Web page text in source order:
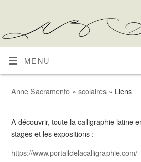
MENU
Anne Sacramento» scolaires » Liens
A découvrir, toute la calligraphie latine
stages et les expositions :
https://www.portaildelacalligraphie.com/